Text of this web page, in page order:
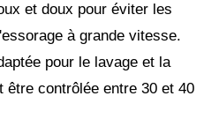
et doux pour éviter les
à grande vitesse.
pour le lavage et la
être contrôlée entre 30 et 40